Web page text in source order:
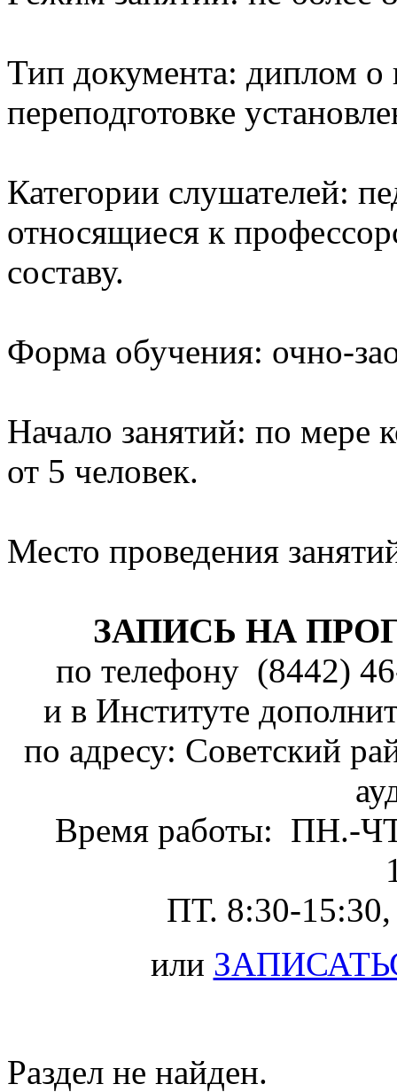
Тип документа: диплом о
переподготовке
Категории слушателей:
относящиеся к
составу.
Форма обучения: очно-
Начало занятий: по мере
от 5 человек.
Место проведения
ЗАПИСЬ НА
по телефону (8442)
и в Институте
по адресу: Советский
Время работы: ПН.-
ПТ. 8:30-
или
Раздел не найден.